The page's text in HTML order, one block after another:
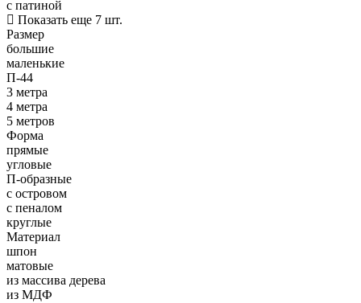
с патиной
Показать еще 7 шт.
Размер
большие
маленькие
П-44
3 метра
4 метра
5 метров
Форма
прямые
угловые
П-образные
с островом
с пеналом
круглые
Материал
шпон
матовые
из массива дерева
из МДФ